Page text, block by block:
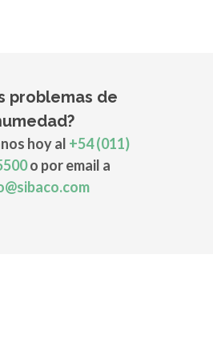
problemas de
hoy al +54 (011)
o por email a